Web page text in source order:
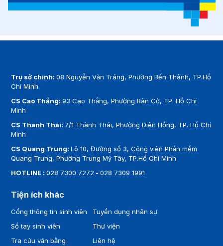
Trụ sở chính:08 Nguyễn Văn Tráng, Phường Bến Thành, TP.Hồ
Chí Minh
CS Cao Thắng:93 Cao Thắng, Phường Bàn Cờ, TP. Hồ Chí
Minh
CS Thành Thái: 7/1 Thành Thái, Phường Diên Hồng, TP. Hồ Chí
Minh
CS Quang Trung:Lô 10, Đường số 3, Công viên Phần mềm
Quang Trung, Phường Trung Mỹ Tây, TP.Hồ Chí Minh
HOTLINE :028 7300 7272 -028 7309 1991
Tiện ích khác
Cổng thông tin sinh viên
Sổ tay sinh viên
Tra cứu văn bằng
Tuyển dụng nhân sự
Thư viện
Liên hệ